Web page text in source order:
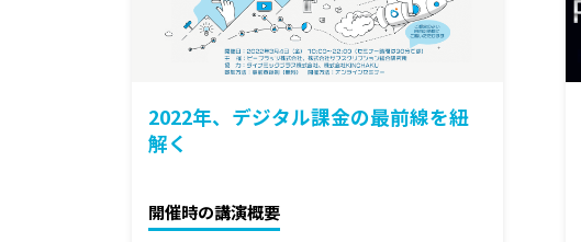
2022年、デジタル課金の最前線を紐
解く
開催時の講演概要